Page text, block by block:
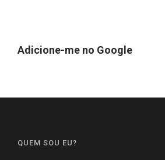
Adicione-me no Google
QUEM SOU EU?